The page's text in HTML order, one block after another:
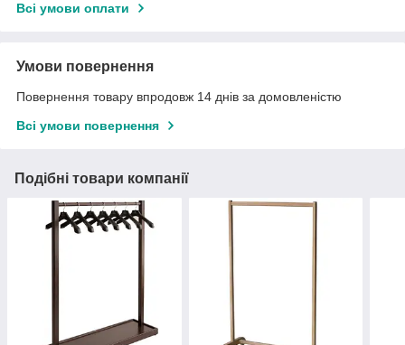
Всі умови оплати
Умови повернення
Повернення товару впродовж 14 днів за домовленістю
Всі умови повернення
Подібні товари компанії